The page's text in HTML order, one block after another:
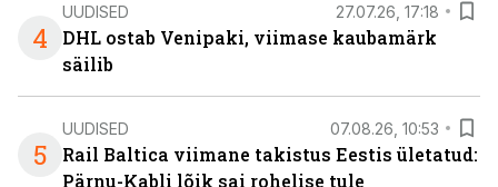
4
UUDISED 27.07.26, 17:18
DHL ostab Venipaki, viimase kaubamärk
säilib
5
UUDISED 07.08.26, 10:53
Rail Baltica viimane takistus Eestis ületatud:
Pärnu-Kabli lõik sai rohelise tule